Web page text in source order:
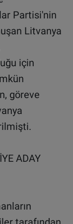
Partisi'nin
Litvanya
için
göreve
ADAY